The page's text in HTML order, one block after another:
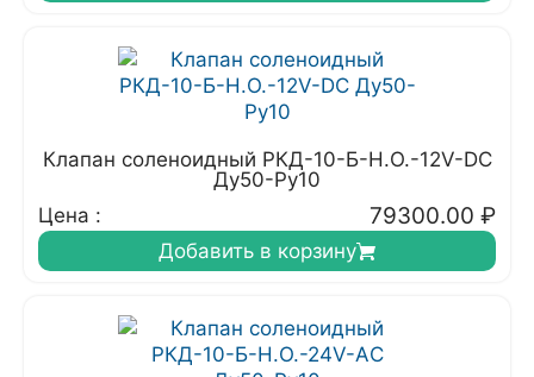
Клапан соленоидный РКД-10-Б-Н.О.-12V-DC
Ду50-Ру10
Цена :
79300.00 ₽
Добавить в корзину